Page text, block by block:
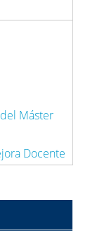
Máster
Docente